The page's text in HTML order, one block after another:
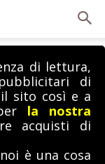
di lettura,
di
sito così e a
la nostra
acquisti di
è una cosa